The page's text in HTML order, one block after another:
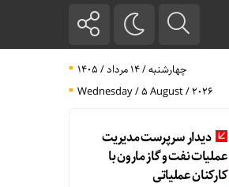
چهارشنبه / ۱۴ مرداد / ۱۴۰۵
Wednesday / 5 August / 2026
دیدار سرپرست مدیریت
عملیات نفت و گاز مارون با
کارکنان عملیاتی